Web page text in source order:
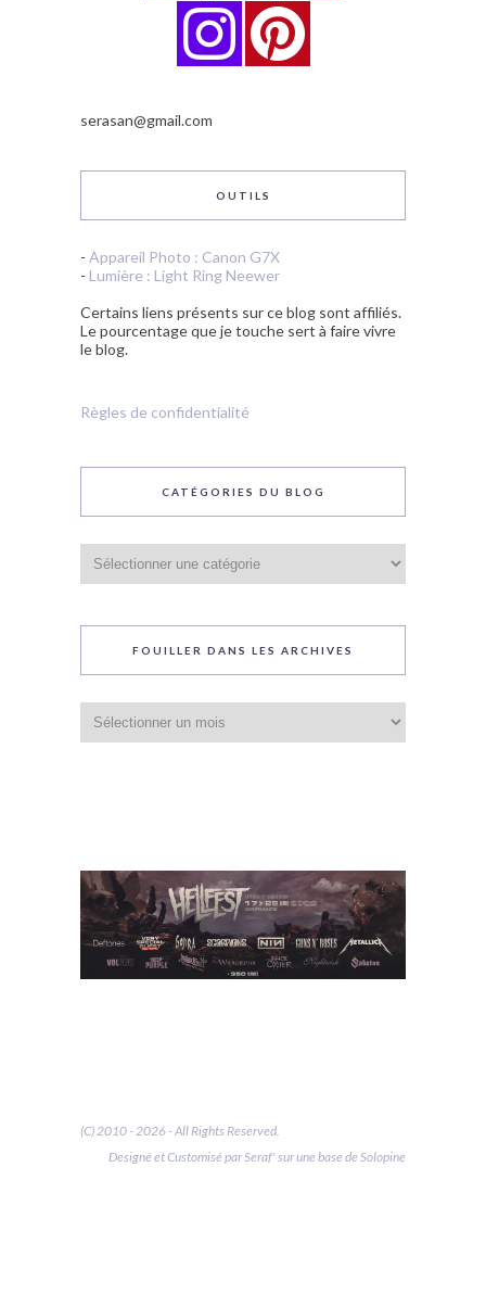
serasan@gmail.com
OUTILS
- Appareil Photo : Canon G7X
- Lumière : Light Ring Neewer
Certains liens présents sur ce blog sont affiliés.
Le pourcentage que je touche sert à faire vivre
le blog.
Règles de confidentialité
CATÉGORIES DU BLOG
du
blog
FOUILLER DANS LES ARCHIVES
dans
les
(C) 2010 - 2026 - All Rights Reserved.
Designé et Customisé par Seraf' sur une base de Solopine